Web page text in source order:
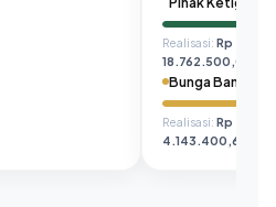
Realisasi: Rp
18.762.500,00
Bunga Bank
Realisasi: Rp
4.143.400,67